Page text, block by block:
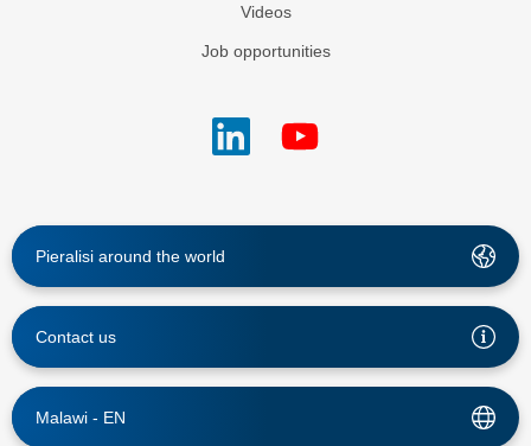
Videos
Job opportunities
Pieralisi around the world
Contact us
Malawi - EN